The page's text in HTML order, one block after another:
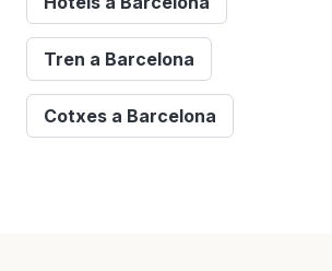
Tren a Barcelona
Cotxes a Barcelona